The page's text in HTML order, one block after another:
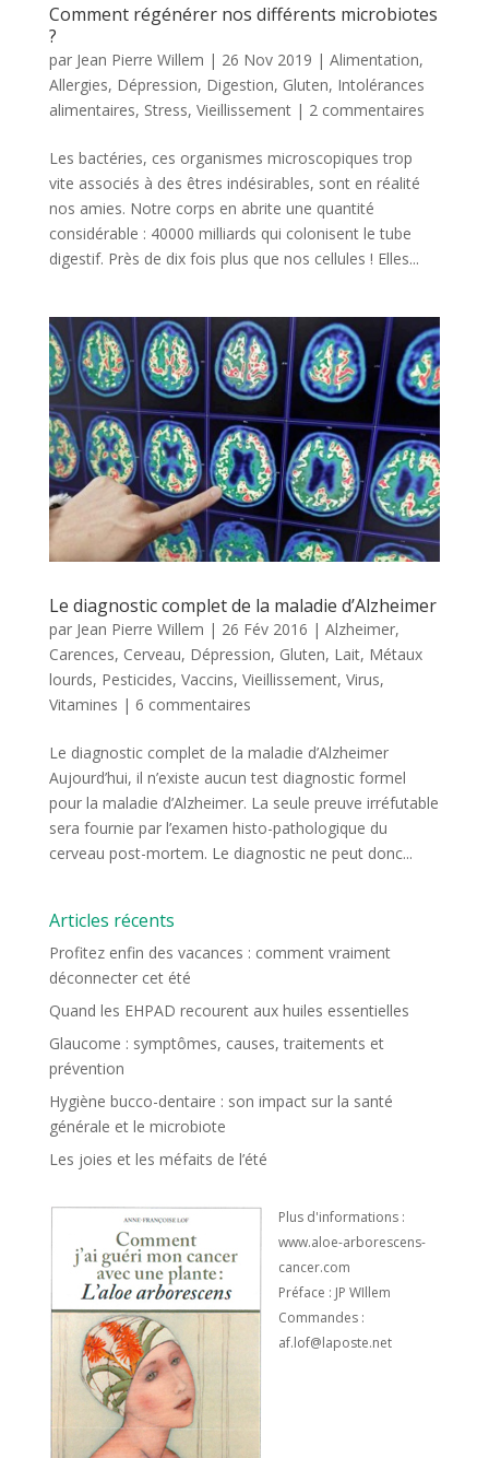
Comment régénérer nos différents microbiotes
?
par Jean Pierre Willem | 26 Nov 2019 | Alimentation,
Allergies, Dépression, Digestion, Gluten, Intolérances
alimentaires, Stress, Vieillissement| 2 commentaires
Les bactéries, ces organismes microscopiques trop
vite associés à des êtres indésirables, sont en réalité
nos amies. Notre corps en abrite une quantité
considérable : 40000 milliards qui colonisent le tube
digestif. Près de dix fois plus que nos cellules ! Elles...
Le diagnostic complet de la maladie d’Alzheimer
par Jean Pierre Willem | 26 Fév 2016 | Alzheimer,
Carences, Cerveau, Dépression, Gluten, Lait, Métaux
lourds, Pesticides, Vaccins, Vieillissement, Virus,
Vitamines | 6 commentaires
Le diagnostic complet de la maladie d’Alzheimer
Aujourd’hui, il n’existe aucun test diagnostic formel
pour la maladie d’Alzheimer. La seule preuve irréfutable
sera fournie par l’examen histo-pathologique du
cerveau post-mortem. Le diagnostic ne peut donc...
Articles récents
Profitez enfin des vacances : comment vraiment
déconnecter cet été
Quand les EHPAD recourent aux huiles essentielles
Glaucome : symptômes, causes, traitements et
prévention
Hygiène bucco-dentaire : son impact sur la santé
générale et le microbiote
Les joies et les méfaits de l’été
Plus d'informations :
www.aloe-arborescens-
cancer.com
Préface : JP WIllem
Commandes :
af.lof@laposte.net